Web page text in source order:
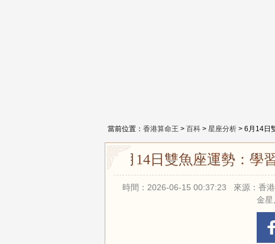
當前位置： 香港算命王 > 百科 > 星座分析 > 6月14日
6月14日雙魚座運勢：學
時間：2026-06-15 00:37:23 來源：香
金星